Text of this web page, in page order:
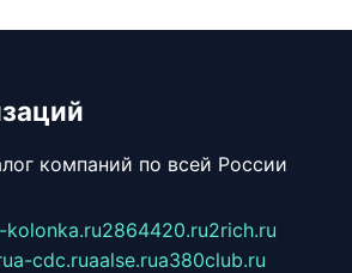
компаний по всей России
kolonka.ru2864420.ru2rich.ru
a-cdc.ruaalse.rua380club.ru